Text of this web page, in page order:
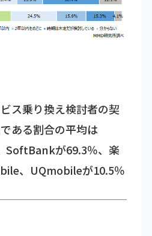
乗り換え検討者の契
ある割合の平均は
が69.3％、楽
、UQmobileが10.5％